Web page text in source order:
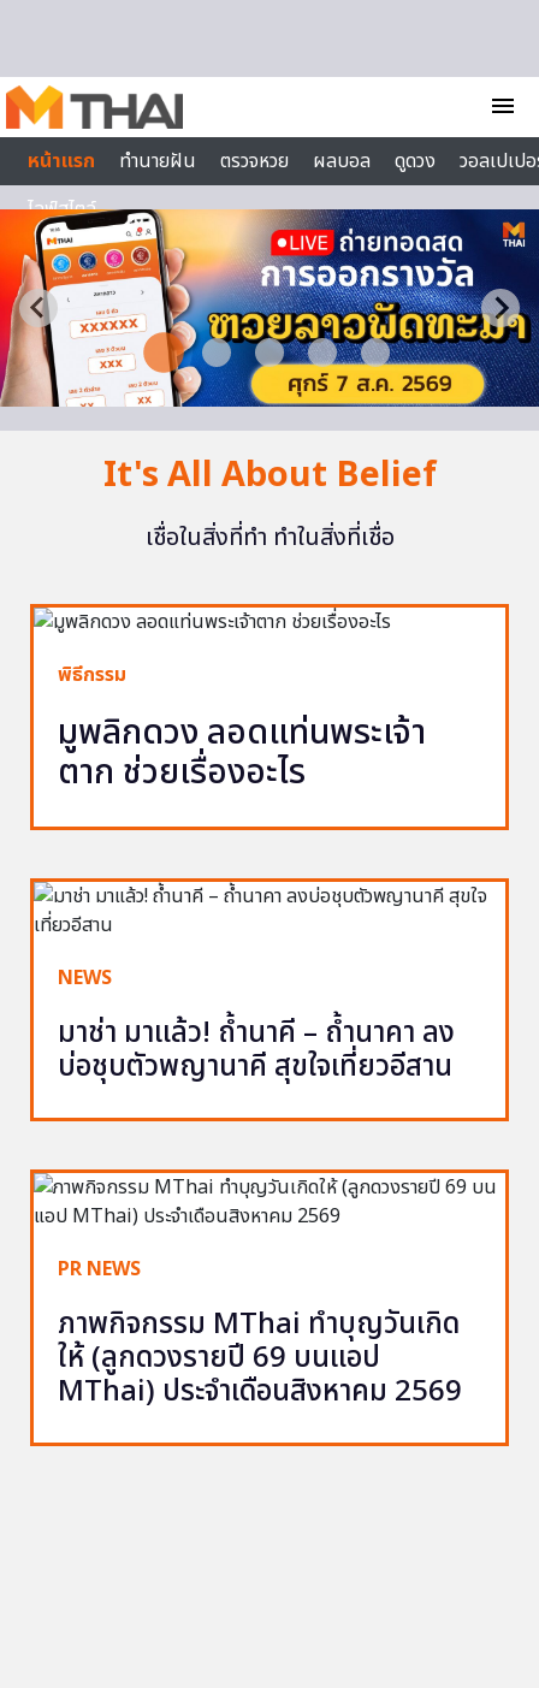
menu
หน้าแรก
ทำนายฝัน ตรวจหวย ผลบอล ดูดวง
วอลเปเป
ไลฟ์สไตล์
It's All About Belief
เชื่อในสิ่งที่ทำ ทำในสิ่งที่เชื่อ
พิธีกรรม
มูพลิกดวง ลอดแท่นพระเจ้า
ตาก ช่วยเรื่องอะไร
NEWS
มาช่า มาแล้ว! ถ้ำนาคี – ถ้ำนาคา ลง
บ่อชุบตัวพญานาคี สุขใจเที่ยวอีสาน
PR NEWS
ภาพกิจกรรม MThai ทำบุญวันเกิด
ให้ (ลูกดวงรายปี 69 บนแอป
MThai) ประจำเดือนสิงหาคม 2569